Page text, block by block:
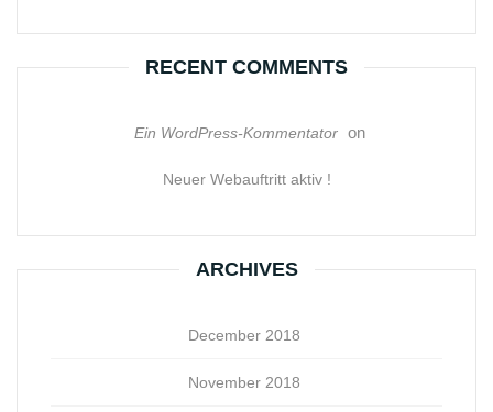
RECENT COMMENTS
Ein WordPress-Kommentator on
Neuer Webauftritt aktiv !
ARCHIVES
December 2018
November 2018